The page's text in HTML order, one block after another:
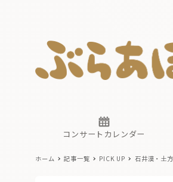
コンサートカレンダー
ホーム 記事一覧 PICK UP 石井漠・土